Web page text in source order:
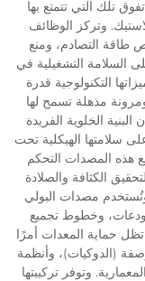
تلك التي تتمتع بها
وتركز الوظائف
طاقة التصادم، ومنع
السلامة التشغيلية في
التكنولوجية قدرة
مذهلة تسمح لها
الخلوية الفريدة
سلامتها الهيكلية تحت
هذه المصدات التحكم
الكثافة والصلادة
وتُستخدم مصدات البولي
وخطوط تجميع
تظل حماية المعدات أمرًا
(الدوكيات)، وأنظمة
وتوفر تركيبتها